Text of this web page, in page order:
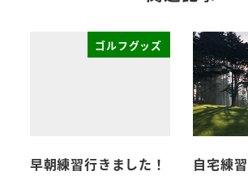
ゴルフグッズ
早朝練習行きました！
自宅練